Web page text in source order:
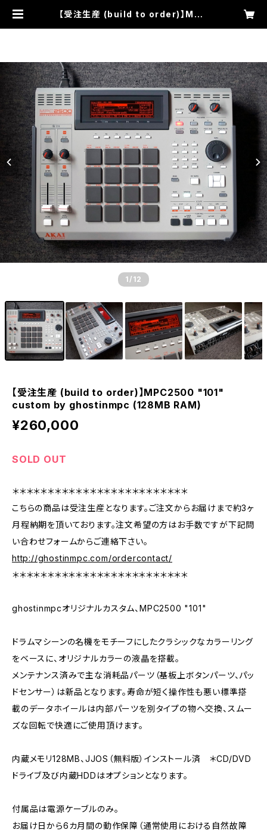
【受注生産 (build to order)】MPC
1 /12
【受注生産 (build to order)】MPC2500 "101"
custom by ghostinmpc (128MB RAM)
¥260,000
SOLD OUT
＊＊＊＊＊＊＊＊＊＊＊＊＊＊＊＊＊＊＊＊＊＊＊＊＊
こちらの商品は受注生産となります。ご注文からお届けまで約3ヶ
月程納期を頂いております。注文希望の方はお手数ですが下記問
い合わせフォームからご連絡下さい。
http://ghostinmpc.com/ordercontact/
＊＊＊＊＊＊＊＊＊＊＊＊＊＊＊＊＊＊＊＊＊＊＊＊＊
ghostinmpcオリジナルカスタム、MPC2500 "101"
ドラムマシーンの名機をモチーフにしたクラシックなカラーリング
をベースに、オリジナルカラーの液晶を搭載。
メンテナンス済みで主な消耗品パーツ（基板上ボタンパーツ、パッ
ドセンサー）は新品となります。寿命が短く操作性も悪い標準搭
載のデータホイールは内部パーツを別タイプの物へ交換、スムー
ズな回転で快適にご使用頂けます。
内蔵メモリ128MB、JJOS（無料版）インストール済 ＊CD/DVD
ドライブ及び内蔵HDDはオプションとなります。
付属品は電源ケーブルのみ。
お届け日から6カ月間の動作保障（通常使用における自然故障